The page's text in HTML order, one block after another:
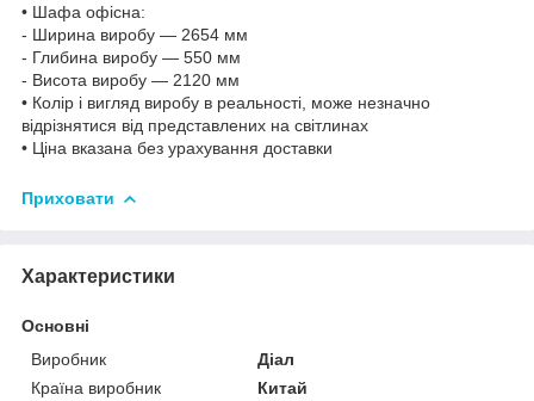
• Шафа офісна:
- Ширина виробу — 2654 мм
- Глибина виробу — 550 мм
- Висота виробу — 2120 мм
• Колір і вигляд виробу в реальності, може незначно
відрізнятися від представлених на світлинах
• Ціна вказана без урахування доставки
Приховати
Характеристики
Основні
Виробник
Діал
Країна виробник
Китай